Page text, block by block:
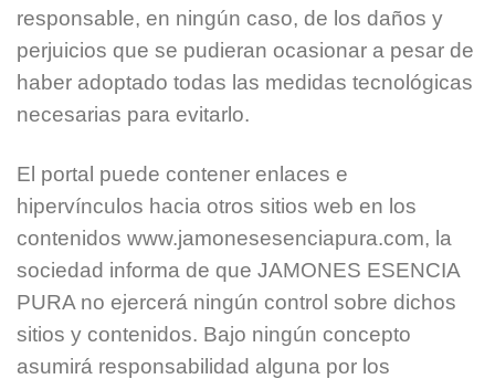
responsable, en ningún caso, de los daños y
perjuicios que se pudieran ocasionar a pesar de
haber adoptado todas las medidas tecnológicas
necesarias para evitarlo.
El portal puede contener enlaces e
hipervínculos hacia otros sitios web en los
contenidos www.jamonesesenciapura.com, la
sociedad informa de que JAMONES ESENCIA
PURA no ejercerá ningún control sobre dichos
sitios y contenidos. Bajo ningún concepto
asumirá responsabilidad alguna por los